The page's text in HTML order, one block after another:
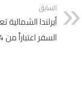
السابق
أيرلندا
السفر اعتباراً من 4 أكتوبر